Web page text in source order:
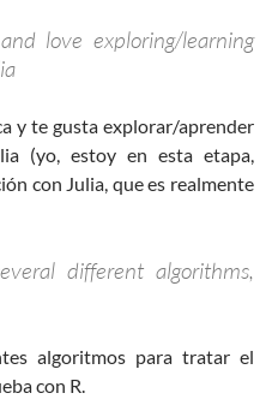
love exploring/learning
y te gusta explorar/aprender
(yo, estoy en esta etapa,
con Julia, que es realmente
different algorithms,
algoritmos para tratar el
con R.